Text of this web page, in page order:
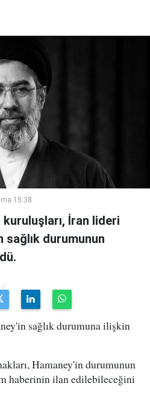
15:38
İran lideri
sağlık durumunun
sağlık durumuna ilişkin
Hamaney'in durumunun
haberinin ilan edilebileceğini